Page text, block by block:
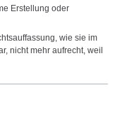
Erstellung oder
wie sie im
nicht mehr aufrecht, weil